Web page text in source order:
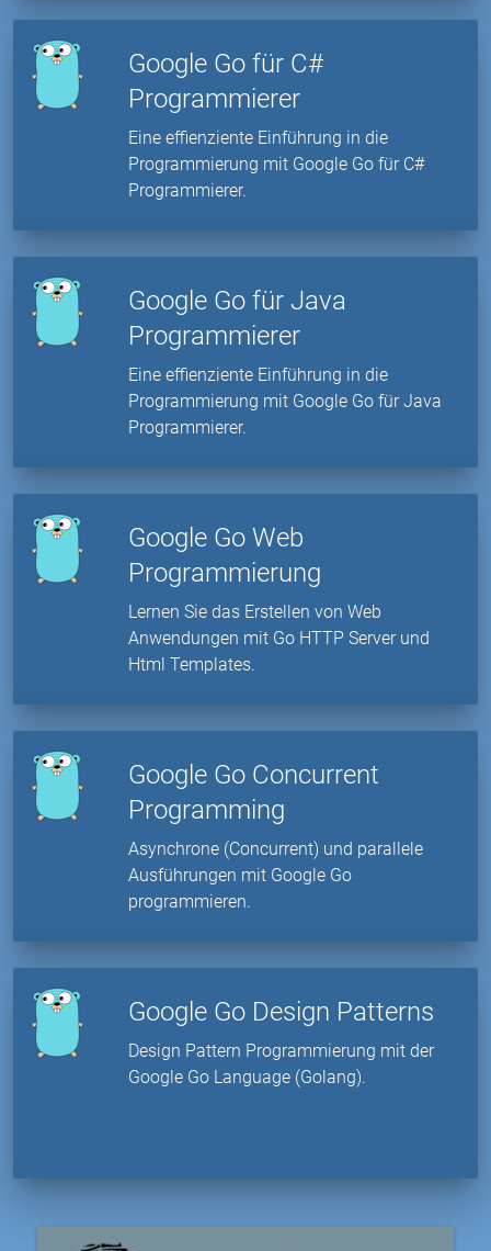
Google Go für C#
Programmierer
Eine effienziente Einführung in die
Programmierung mit Google Go für C#
Programmierer.
Google Go für Java
Programmierer
Eine effienziente Einführung in die
Programmierung mit Google Go für Java
Programmierer.
Google Go Web
Programmierung
Lernen Sie das Erstellen von Web
Anwendungen mit Go HTTP Server und
Html Templates.
Google Go Concurrent
Programming
Asynchrone (Concurrent) und parallele
Ausführungen mit Google Go
programmieren.
Google Go Design Patterns
Design Pattern Programmierung mit der
Google Go Language (Golang).